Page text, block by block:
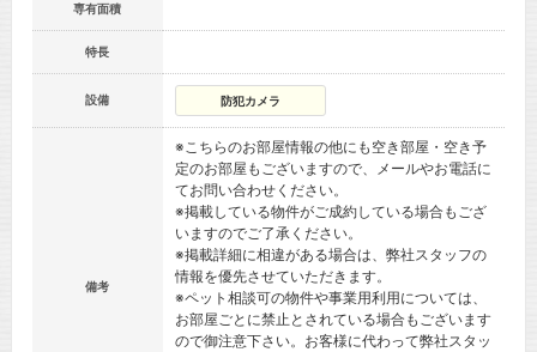
専有面積
特長
設備 防犯カメラ
備考
※こちらのお部屋情報の他にも空き部屋・空き予
定のお部屋もございますので、メールやお電話に
てお問い合わせください。
※掲載している物件がご成約している場合もござ
いますのでご了承ください。
※掲載詳細に相違がある場合は、弊社スタッフの
情報を優先させていただきます。
※ペット相談可の物件や事業用利用については、
お部屋ごとに禁止とされている場合もございます
ので御注意下さい。お客様に代わって弊社スタッ